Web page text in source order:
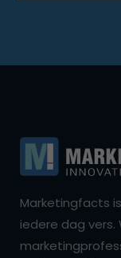
Marketingfacts
iedere dag